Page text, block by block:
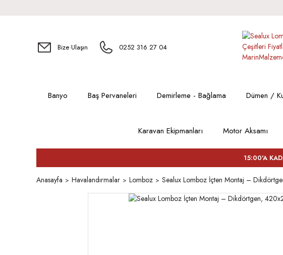
Bize Ulaşın 0252 316 27 04
Banyo Baş Pervaneleri Demirleme - Bağlama Dümen /
Karavan Ekipmanları Motor Aksamı
15:00'A
Anasayfa Havalandırmalar Lomboz Sealux Lomboz İçten Montaj –